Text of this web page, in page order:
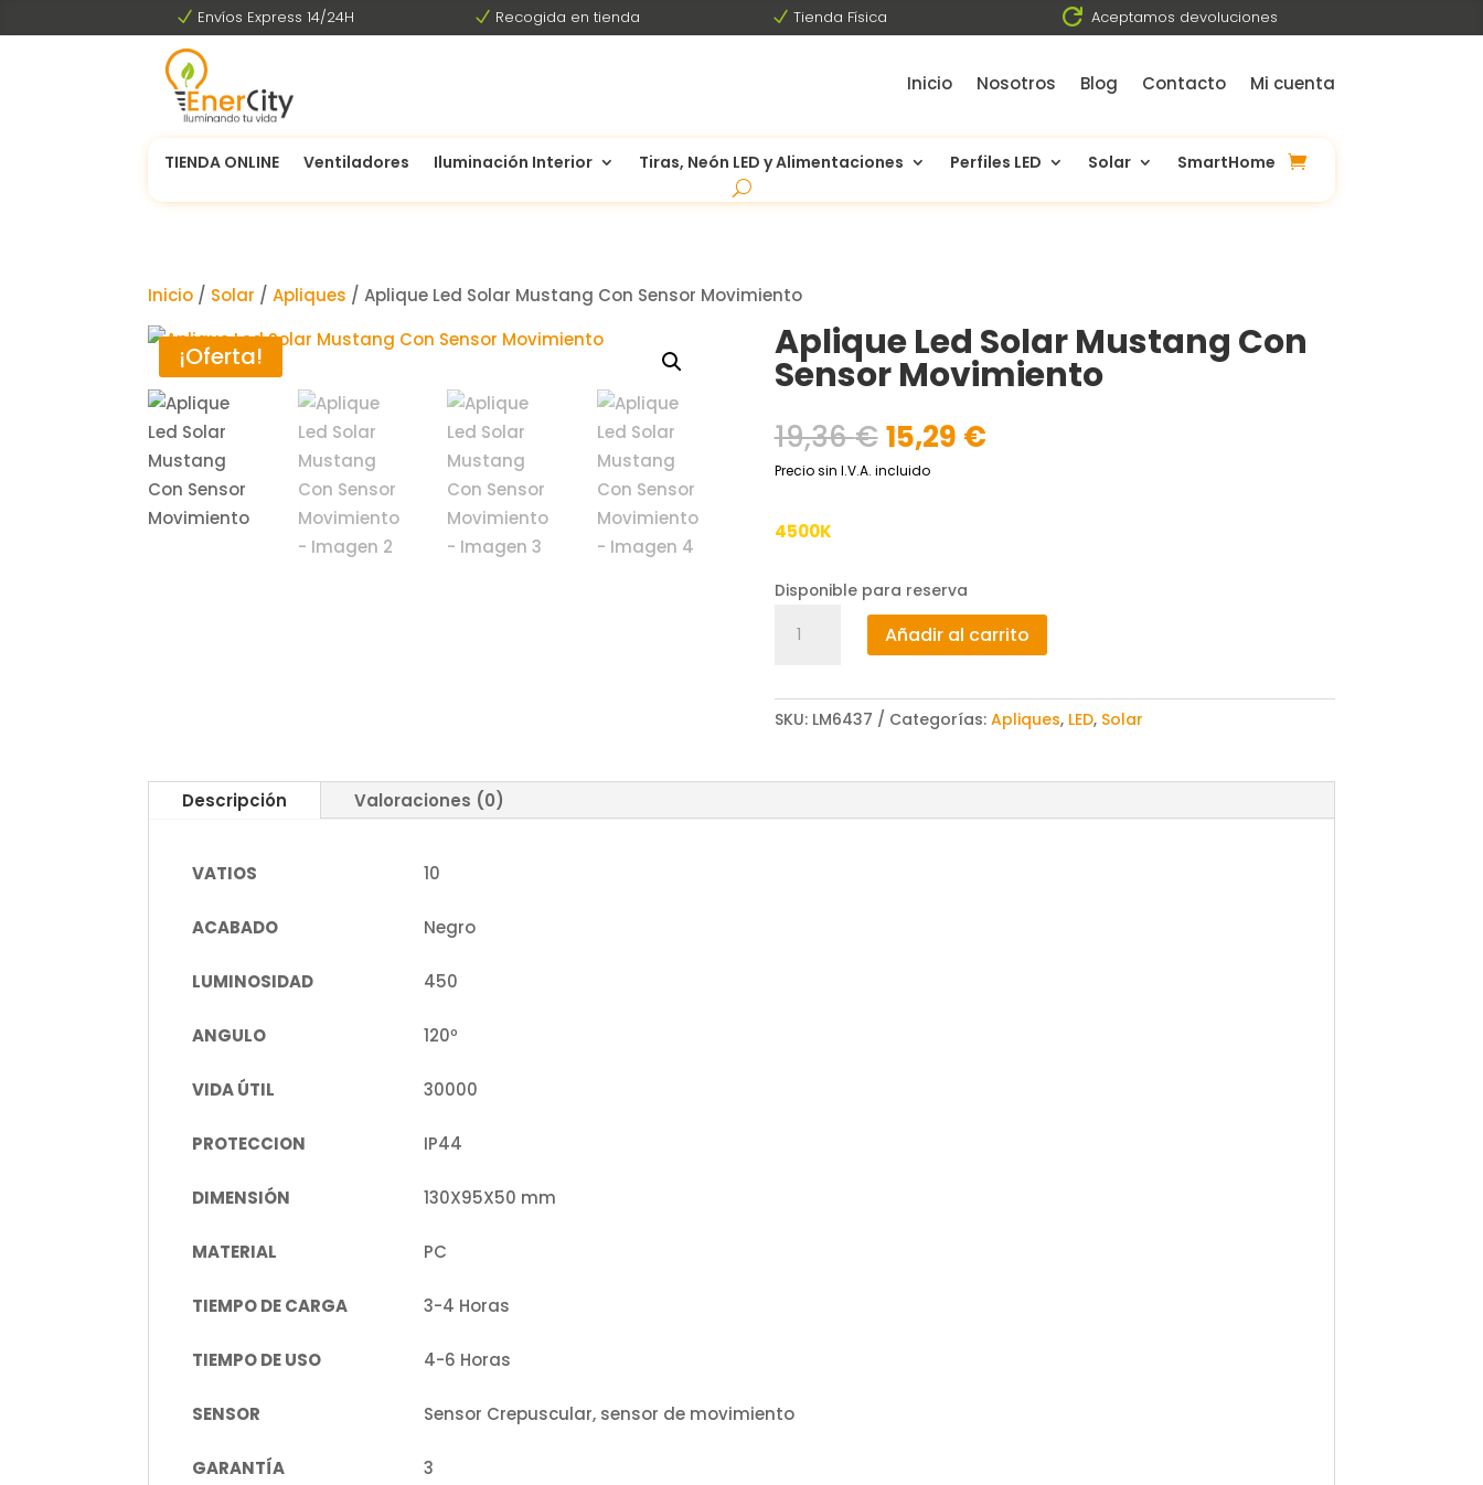
N Envíos Express 14/24H N Recogida en tienda N Tienda Física  Aceptamos devoluciones
Inicio Nosotros Blog Contacto Mi cuenta
TIENDA ONLINE Ventiladores Iluminación Interior Tiras, Neón LED y Alimentaciones Perfiles LED Solar SmartHome
Inicio / Solar /Apliques / Aplique Led Solar Mustang Con Sensor Movimiento
¡Oferta! Aplique Led Solar Mustang Con
Sensor Movimiento
19,36€ El
precio
15,29 €El
Precio sin I.V.A. incluido
4500K
Disponible para reserva
Led
Mustang
Con
Movimiento
Añadir al carrito
SKU: LM6437 Categorías: Apliques, LED, Solar
Descripción Valoraciones (0)
VATIOS 10
ACABADO Negro
LUMINOSIDAD 450
ANGULO 120º
VIDA ÚTIL 30000
PROTECCION IP44
DIMENSIÓN 130X95X50 mm
MATERIAL PC
TIEMPO DE CARGA 3-4 Horas
TIEMPO DE USO 4-6 Horas
SENSOR Sensor Crepuscular, sensor de movimiento
GARANTÍA 3